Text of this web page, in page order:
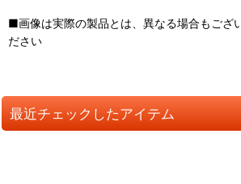
■画像は実際の製品とは、異なる場合もござ
ださい
最近チェックしたアイテム